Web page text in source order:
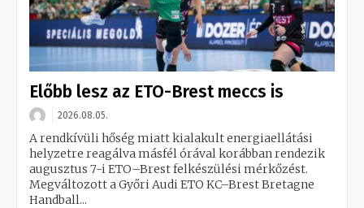
Előbb lesz az ETO-Brest meccs is
2026.08.05.
A rendkívüli hőség miatt kialakult energiaellátási
helyzetre reagálva másfél órával korábban rendezik
augusztus 7-i ETO–Brest felkészülési mérkőzést.
Megváltozott a Győri Audi ETO KC–Brest Bretagne
Handball...